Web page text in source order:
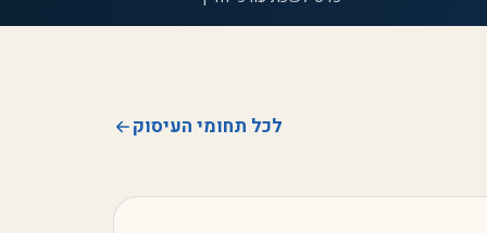
לכל תחומי העיסוק